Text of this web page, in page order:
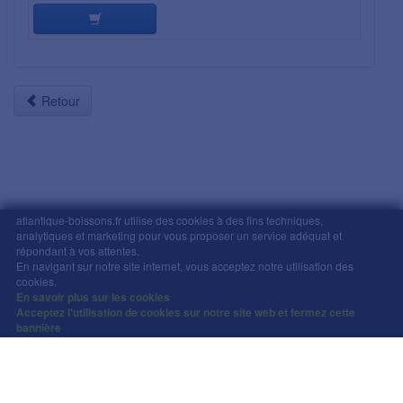
atlantique-boissons.fr utilise des cookies à des fins techniques,
analytiques et marketing pour vous proposer un service adéquat et
répondant à vos attentes.
En navigant sur notre site internet, vous acceptez notre utilisation des
cookies.
En savoir plus sur les cookies
Acceptez l'utilisation de cookies sur notre site web et fermez cette
bannière
Retour
Mentions légales-
Copyright © Atlantique Boissons Nantes / Devacom 2026
L'abus d'alcool est dangereux pour la santé, à
consommer avec modération.